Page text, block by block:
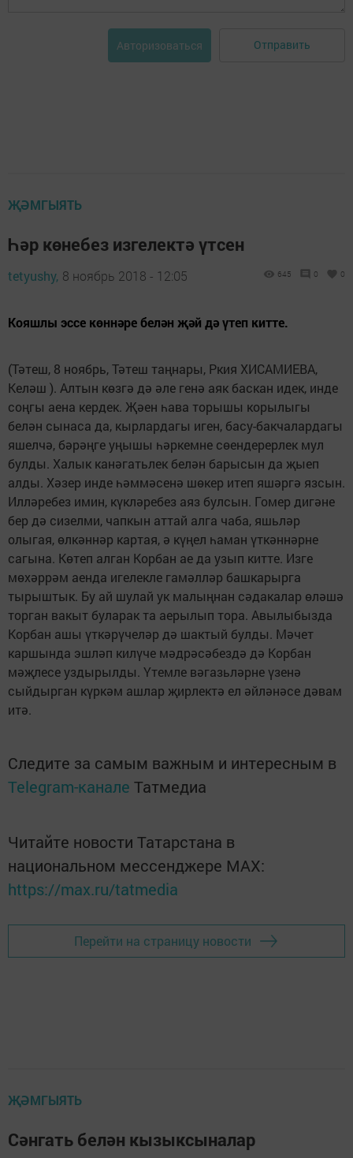
Авторизоваться Отправить
ҖӘМГЫЯТЬ
Һәр көнебез изгелектә үтсен
tetyushy, 8 ноябрь 2018 - 12:05 645 0 0
Кояшлы эссе көннәре белән җәй дә үтеп китте.
(Тәтеш, 8 ноябрь, Тәтеш таңнары, Ркия ХИСАМИЕВА,
Келәш ). Алтын көзгә дә әле генә аяк баскан идек, инде
соңгы аена кердек. Җәен һава торышы корылыгы
белән сынаса да, кырлардагы иген, басу-бакчалардагы
яшелчә, бәрәңге уңышы һәркемне сөендерер­лек мул
булды. Халык канәгатьлек белән барысын да җыеп
алды. Хәзер инде һәммәсенә шөкер итеп яшәргә язсын.
Илләребез имин, күкләребез аяз булсын. Гомер дигәне
бер дә сизелми, чапкын аттай алга чаба, яшьләр
олыгая, өлкәннәр картая, ә күңел һаман үткәннәрне
сагына. Көтеп алган Корбан ае да узып китте. Изге
мөхәррәм аенда игелек­ле гамәлләр башкарырга
тырыштык. Бу ай шулай ук малыңнан сәдакалар өләшә
торган вакыт буларак та аерылып тора. Авылыбызда
Корбан ашы үткәрүчеләр дә шактый булды. Мәчет
каршында эшләп килүче мәдрәсәбездә дә Корбан
мәҗлесе уздырылды. Үтемле вәгазьләрне үзенә
сыйдырган күркәм ашлар җирлектә ел әйләнәсе дәвам
итә.
Следите за самым важным и интересным в
Telegram-канале Татмедиа
Читайте новости Татарстана в
национальном мессенджере MАХ:
https://max.ru/tatmedia
Перейти на страницу новости
ҖӘМГЫЯТЬ
Сәнгать белән кызыксыналар